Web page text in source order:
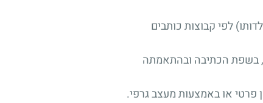
לפי קבוצות כותבים
בשפת הכתיבה ובהתאמתה
פרטי או באמצעות מעצב גרפי.